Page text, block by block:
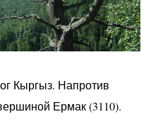
Кыргыз. Напротив
Ермак (3110).